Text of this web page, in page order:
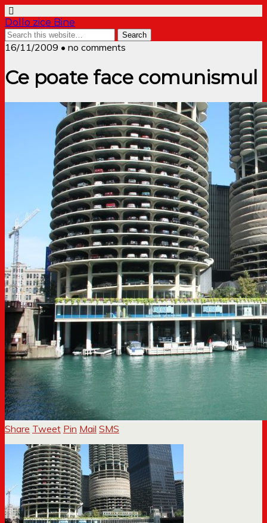
Dollo zice Bine
16/11/2009 • no comments
Ce poate face comunismul
Share Tweet Pin Mail SMS